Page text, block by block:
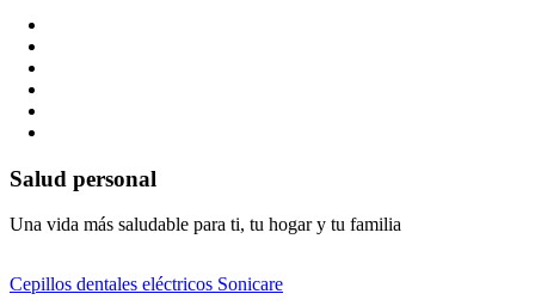
Salud personal
Una vida más saludable para ti, tu hogar y tu familia
Cepillos dentales eléctricos Sonicare